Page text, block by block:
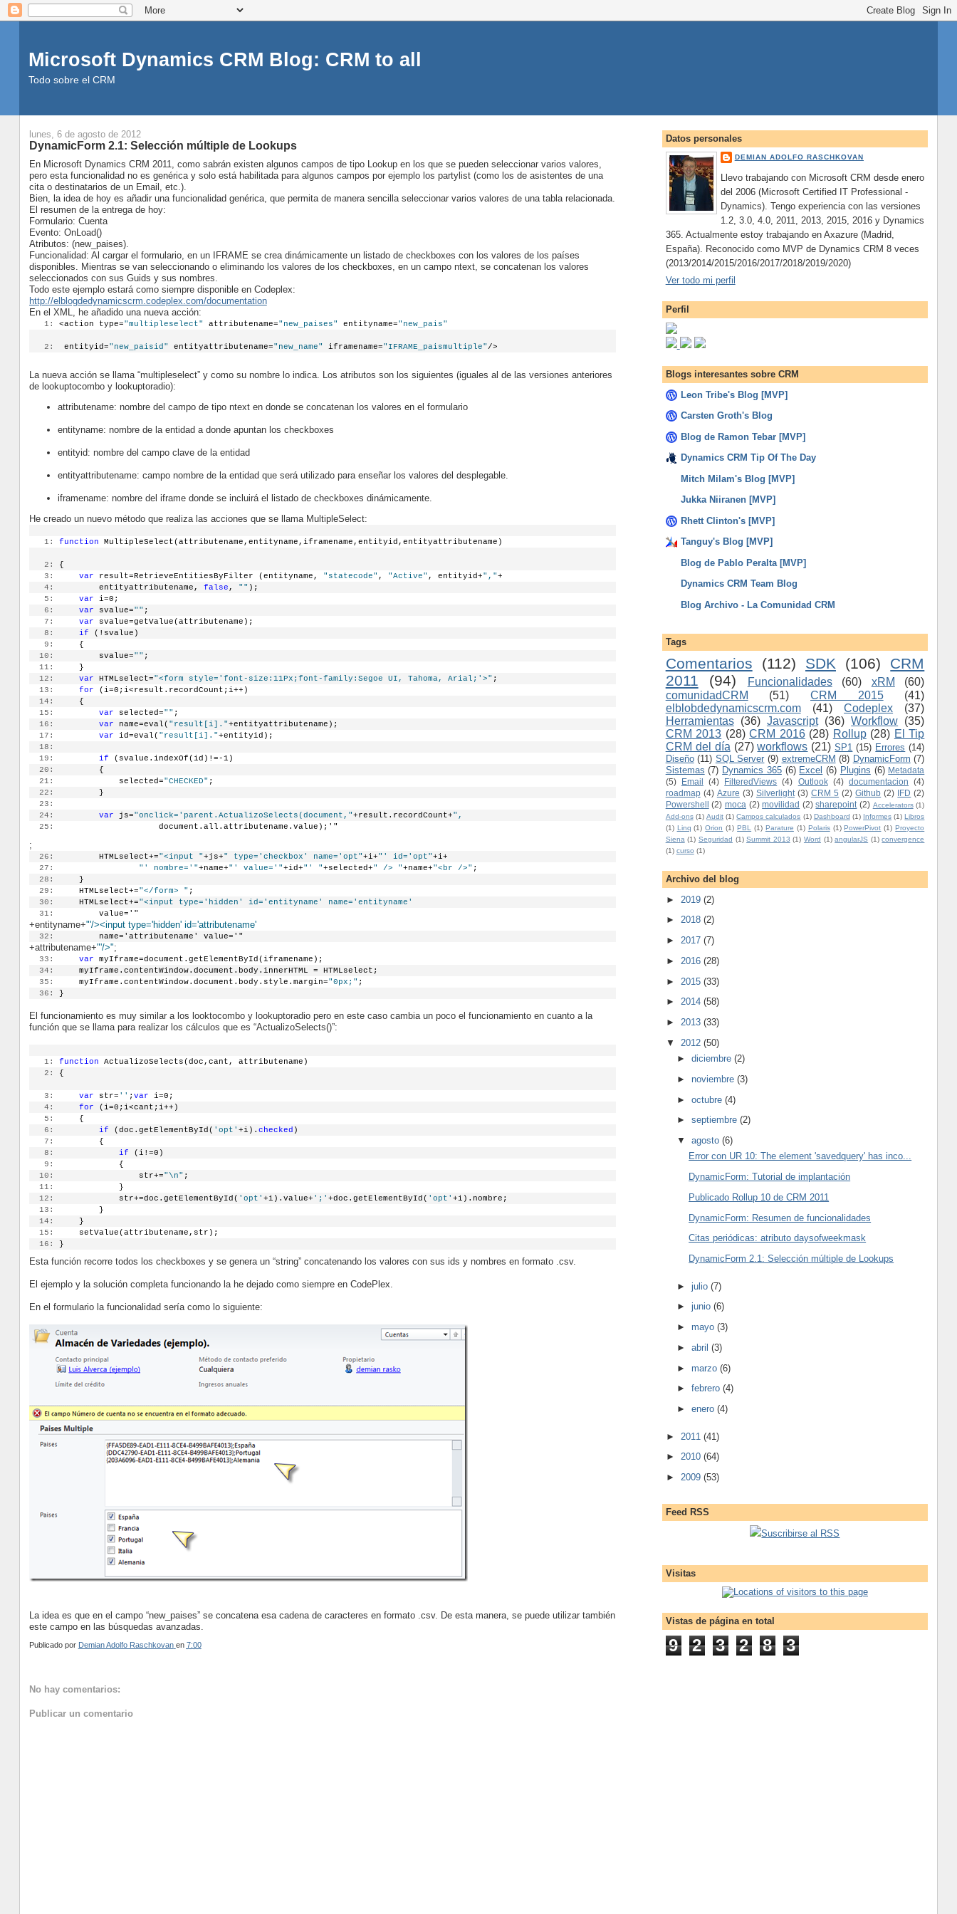
Microsoft Dynamics CRM Blog: CRM to all
Todo sobre el CRM
lunes, 6 de agosto de 2012
DynamicForm 2.1: Selección múltiple de Lookups
En Microsoft Dynamics CRM 2011, como sabrán existen algunos campos de tipo Lookup en los que se pueden seleccionar varios valores,
pero esta funcionalidad no es genérica y solo está habilitada para algunos campos por ejemplo los partylist (como los de asistentes de una
cita o destinatarios de un Email, etc.).
Bien, la idea de hoy es añadir una funcionalidad genérica, que permita de manera sencilla seleccionar varios valores de una tabla relacionada.
El resumen de la entrega de hoy:
Formulario: Cuenta
Evento: OnLoad()
Atributos: (new_paises).
Funcionalidad: Al cargar el formulario, en un IFRAME se crea dinámicamente un listado de checkboxes con los valores de los países
disponibles. Mientras se van seleccionando o eliminando los valores de los checkboxes, en un campo ntext, se concatenan los valores
seleccionados con sus Guids y sus nombres.
Todo este ejemplo estará como siempre disponible en Codeplex:
http://elblogdedynamicscrm.codeplex.com/documentation
En el XML, he añadido una nueva acción:
   1:
<action type="multipleselect" attributename="new_paises" entityname="new_pais"
   2:
  entityid=
"new_paisid" entityattributename="new_name" iframename="IFRAME_paismultiple"/>
La nueva acción se llama “multipleselect” y como su nombre lo indica. Los atributos son los siguientes (iguales al de las versiones anteriores
de lookuptocombo y lookuptoradio):
attributename: nombre del campo de tipo ntext en donde se concatenan los valores en el formulario
entityname: nombre de la entidad a donde apuntan los checkboxes
entityid: nombre del campo clave de la entidad
entityattributename: campo nombre de la entidad que será utilizado para enseñar los valores del desplegable.
iframename: nombre del iframe donde se incluirá el listado de checkboxes dinámicamente.
He creado un nuevo método que realiza las acciones que se llama MultipleSelect:
   1:
function MultipleSelect(attributename,entityname,iframename,entityid,entityattributename)
   2:
{
   3:
var result=RetrieveEntitiesByFilter (entityname, "statecode" , "Active" , entityid+","+
   4:
         entityattributename,
false , "" );
   5:
var i=0;
   6:
var svalue="" ;
   7:
var svalue=getValue(attributename);
   8:
if (!svalue)
   9:
     {
  10:
         svalue=
"" ;
  11:
     }
  12:
var HTMLselect="<form style='font-size:11Px;font-family:Segoe UI, Tahoma, Arial;'>" ;
  13:
for (i=0;i<result.recordCount;i++)
  14:
     {
  15:
var selected="" ;
  16:
var name=eval( "result[i]."+entityattributename);
  17:
var id=eval( "result[i]."+entityid);
  18:
  19:
if (svalue.indexOf(id)!=-1)
  20:
         {
  21:
             selected=
"CHECKED" ;
  22:
         }
  23:
  24:
var js="onclick='parent.ActualizoSelects(document,"+result.recordCount+",
  25:
                     document.all.attributename.value);'"
;
  26:
         HTMLselect+=
"<input "+js+" type='checkbox' name='opt"+i+"' id='opt"+i+
  27:
"' nombre='"+name+"' value='"+id+"' "+selected+" /> "+name+"<br />" ;
  28:
     }
  29:
     HTMLselect+=
"</form> " ;
  30:
     HTMLselect+=
"<input type='hidden' id='entityname' name='entityname'
  31:
         value='"
+entityname+"'/><input type='hidden' id='attributename'
  32:
         name='attributename' value='"
+attributename+"'/>";
  33:
var myIframe=document.getElementById(iframename);
  34:
     myIframe.contentWindow.document.body.innerHTML = HTMLselect;
  35:
     myIframe.contentWindow.document.body.style.margin=
"0px;" ;
  36:
}
El funcionamiento es muy similar a los looktocombo y lookuptoradio pero en este caso cambia un poco el funcionamiento en cuanto a la
función que se llama para realizar los cálculos que es “ActualizoSelects()”:
   1:
function ActualizoSelects(doc,cant, attributename)
   2:
{
   3:
var str= '' ; var i=0;
   4:
for (i=0;i<cant;i++)
   5:
     {
   6:
if (doc.getElementById( 'opt' +i). checked )
   7:
         {
   8:
if (i!=0)
   9:
             {
  10:
                 str+=
"\n" ;
  11:
             }
  12:
             str+=doc.getElementById(
'opt' +i).value+ ';' +doc.getElementById( 'opt' +i).nombre;
  13:
         }
  14:
     }
  15:
     setValue(attributename,str);
  16:
}
Esta función recorre todos los checkboxes y se genera un “string” concatenando los valores con sus ids y nombres en formato .csv.
El ejemplo y la solución completa funcionando la he dejado como siempre en CodePlex.
En el formulario la funcionalidad sería como lo siguiente:
La idea es que en el campo “new_paises” se concatena esa cadena de caracteres en formato .csv. De esta manera, se puede utilizar también
este campo en las búsquedas avanzadas.
Publicado por Demian Adolfo Raschkovan en 7:00
No hay comentarios:
Publicar un comentario
Datos personales
DEMIAN ADOLFO RASCHKOVAN
Llevo trabajando con Microsoft CRM desde enero
del 2006 (Microsoft Certified IT Professional -
Dynamics). Tengo experiencia con las versiones
1.2, 3.0, 4.0, 2011, 2013, 2015, 2016 y Dynamics
365. Actualmente estoy trabajando en Axazure (Madrid,
España). Reconocido como MVP de Dynamics CRM 8 veces
(2013/2014/2015/2016/2017/2018/2019/2020)
Ver todo mi perfil
Perfil
Blogs interesantes sobre CRM
Leon Tribe's Blog [MVP]
Carsten Groth's Blog
Blog de Ramon Tebar [MVP]
Dynamics CRM Tip Of The Day
Mitch Milam's Blog [MVP]
Jukka Niiranen [MVP]
Rhett Clinton's [MVP]
Tanguy's Blog [MVP]
Blog de Pablo Peralta [MVP]
Dynamics CRM Team Blog
Blog Archivo - La Comunidad CRM
Tags
Comentarios (112) SDK (106)
CRM
2011
(94) Funcionalidades (60) xRM
(60)
comunidadCRM
(51) CRM 2015
(41)
elblobdedynamicscrm.com
(41) Codeplex
(37)
Herramientas
(36) Javascript (36) Workflow (35)
CRM 2013 (28) CRM 2016 (28) Rollup (28) El Tip
CRM del día (27) workflows (21) SP1 (15) Errores (14)
Diseño (11) SQL Server (9) extremeCRM (8) DynamicForm (7)
Sistemas (7) Dynamics 365 (6) Excel (6) Plugins (6) Metadata
(5)
Email (4) FilteredViews (4) Outlook (4) documentacion
(4)
roadmap (4) Azure (3) Silverlight (3) CRM 5 (2) Github (2) IFD (2)
Powershell
(2) moca (2) movilidad (2) sharepoint (2) Accelerators (1)
Add-ons (1) Audit (1) Campos calculados (1) Dashboard (1) Informes (1) Libros
(1) Linq (1) Orion (1) PBL (1) Parature (1) Polaris (1) PowerPivot (1) Proyecto
Siena (1) Seguridad (1) Summit 2013 (1) Word (1) angularJS (1) convergence
(1) curso (1)
Archivo del blog
► 2019 (2)
► 2018 (2)
► 2017 (7)
► 2016 (28)
► 2015 (33)
► 2014 (58)
► 2013 (33)
▼ 2012 (50)
►diciembre(2)
►noviembre(3)
►octubre(4)
►septiembre(2)
▼agosto(6)
Error con UR 10: The element 'savedquery' has inco...
DynamicForm: Tutorial de implantación
Publicado Rollup 10 de CRM 2011
DynamicForm: Resumen de funcionalidades
Citas periódicas: atributo daysofweekmask
DynamicForm 2.1: Selección múltiple de Lookups
►julio(7)
►junio(6)
►mayo(3)
►abril(3)
►marzo(6)
►febrero(4)
►enero(4)
► 2011 (41)
► 2010 (64)
► 2009 (53)
Feed RSS
Suscribirse al RSS
Visitas
Vistas de página en total
9 2 3 2 8 3